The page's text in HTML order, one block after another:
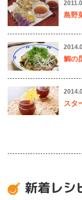
島野
鯛の
スタ
新着レシ